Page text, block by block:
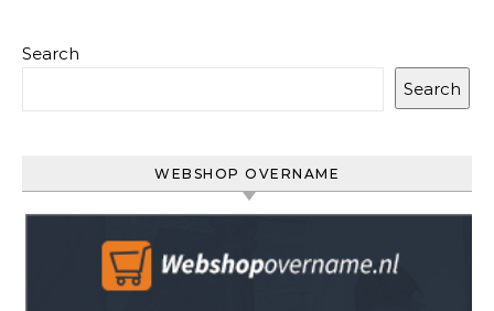
Search
Search
WEBSHOP OVERNAME